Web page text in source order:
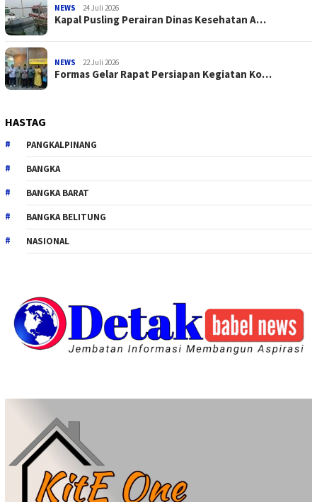
NEWS 24 Juli 2026
Kapal Pusling Perairan Dinas Kesehatan A…
NEWS 22 Juli 2026
Formas Gelar Rapat Persiapan Kegiatan Ko…
HASTAG
PANGKALPINANG
BANGKA
BANGKA BARAT
BANGKA BELITUNG
NASIONAL